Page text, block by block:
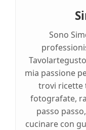
Sono
mia passione
trovi ricette
fotografate,
passo
cucinare con